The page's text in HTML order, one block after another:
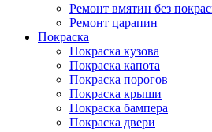
Ремонт вмятин без
Ремонт царапин
Покраска
Покраска кузова
Покраска капота
Покраска порогов
Покраска крыши
Покраска бампера
Покраска двери